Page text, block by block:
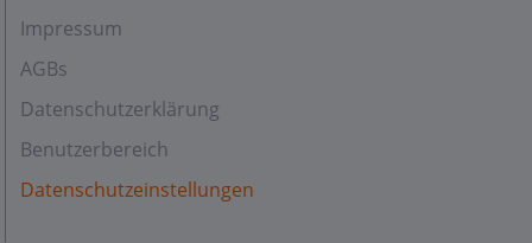
Impressum
AGBs
Datenschutzerklärung
Benutzerbereich
Datenschutzeinstellungen